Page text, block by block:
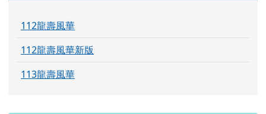
112龍壽風華
112龍壽風華新版
113龍壽風華